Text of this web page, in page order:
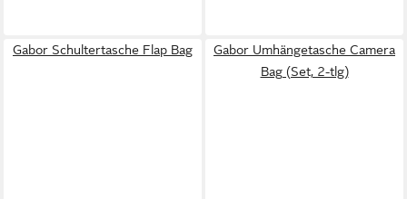
Gabor Schultertasche Flap Bag
Gabor Umhängetasche Camera
Bag (Set, 2-tlg)